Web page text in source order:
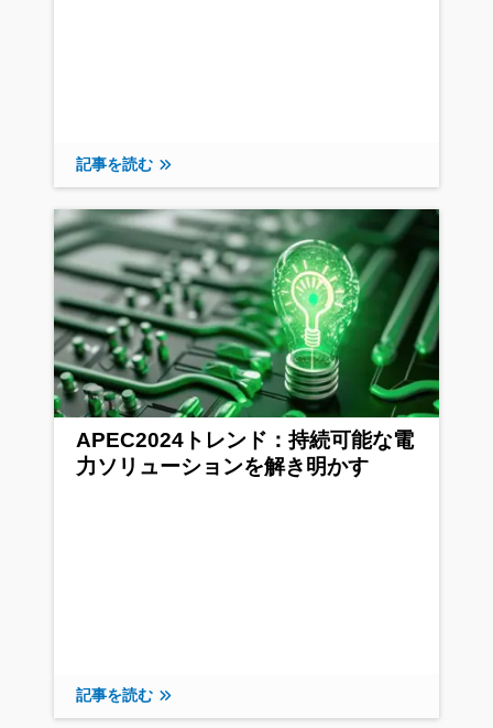
記事を読む
APEC2024トレンド：持続可能な電
力ソリューションを解き明かす
記事を読む